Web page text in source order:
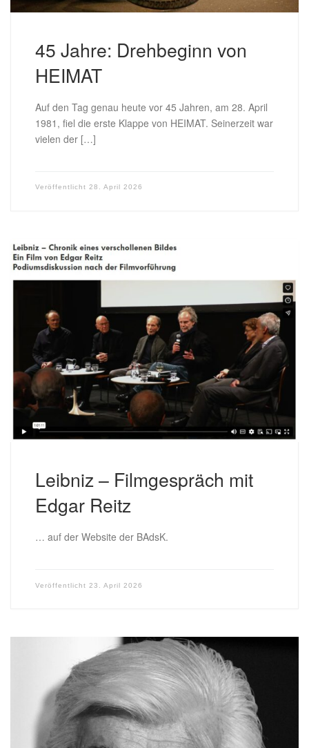
45 Jahre: Drehbeginn von
HEIMAT
Auf den Tag genau heute vor 45 Jahren, am 28. April
1981, fiel die erste Klappe von HEIMAT. Seinerzeit war
vielen der […]
Veröffentlicht 28. April 2026
Leibniz – Filmgespräch mit
Edgar Reitz
… auf der Website der BAdsK.
Veröffentlicht 23. April 2026